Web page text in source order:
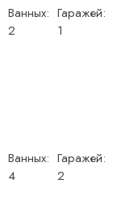
Ванных:
2
Гаражей:
1
Ванных:
4
Гаражей:
2